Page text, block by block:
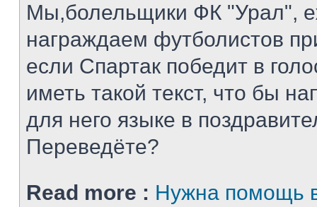
Мы,болельщики ФК "Урал",
награждаем футболистов
если Спартак победит в
иметь такой текст, что бы
для него языке в
Переведёте?
Read more : Нужна помощь